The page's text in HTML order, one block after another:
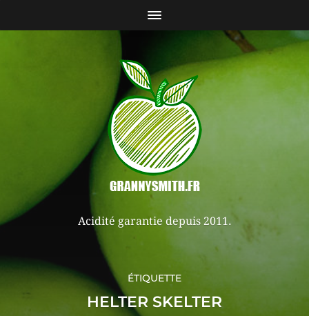
Acidité garantie depuis 2011.
ÉTIQUETTE
HELTER SKELTER